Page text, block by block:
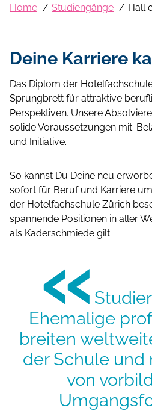
Home Studiengänge Hall
Deine Karriere
Das Diplom der
Sprungbrett für attraktive
Perspektiven. Unsere
solide Voraussetzungen mit:
und Initiative.
So kannst Du Deine neu
sofort für Beruf und Karriere
der Hotelfachschule Zürich
spannende Positionen in aller
als Kaderschmiede gilt.
«
Ehemalige
breiten
der Schule und
von